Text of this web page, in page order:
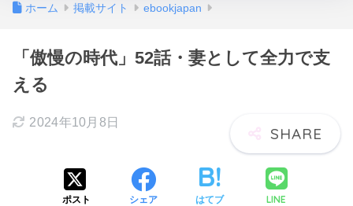
ホーム 掲載サイト ebookjapan
「傲慢の時代」52話・妻として全力で支
える
2024年10月8日
ポスト シェア はてブ LINE